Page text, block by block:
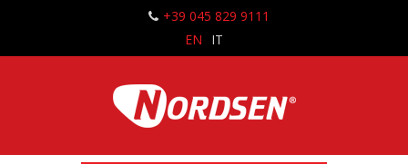
+39 045 829 9111
EN
IT